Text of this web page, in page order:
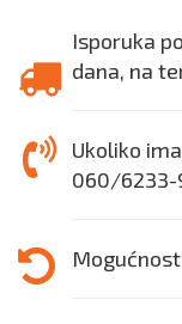
Isporuka
dana, na
Ukoliko
060/6233-